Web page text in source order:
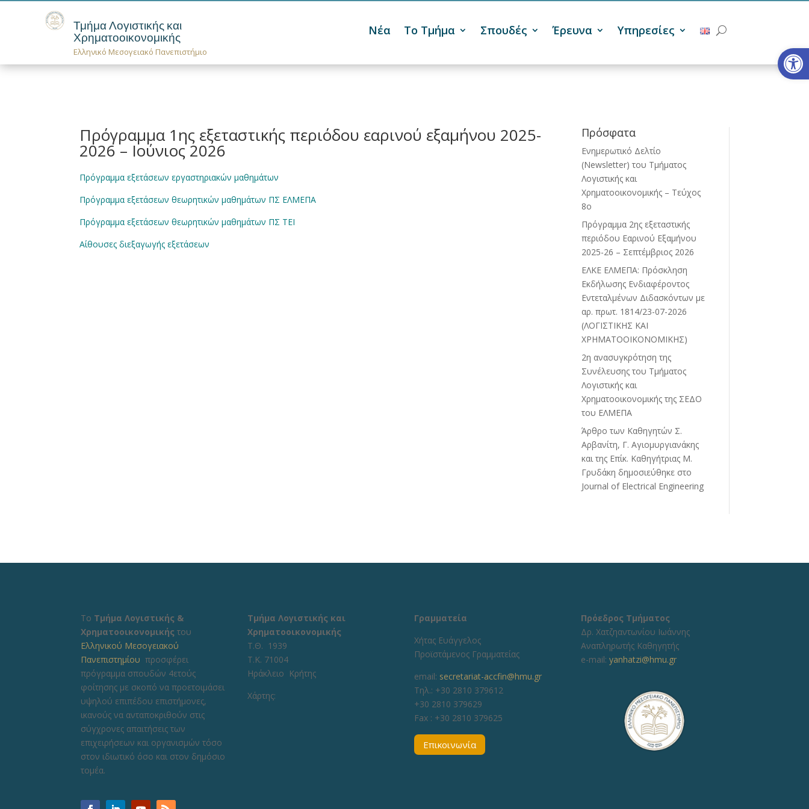
Τμήμα Λογιστικής και
Χρηματοοικονομικής
Ελληνικό Μεσογειακό Πανεπιστήμιο
Νέα Το Τμήμα Σπουδές Έρευνα Υπηρεσίες
Πρόγραμμα 1ης εξεταστικής περιόδου εαρινού εξαμήνου 2025-
2026 – Ιούνιος 2026
Πρόγραμμα εξετάσεων εργαστηριακών μαθημάτων
Πρόγραμμα εξετάσεων θεωρητικών μαθημάτων ΠΣ ΕΛΜΕΠΑ
Πρόγραμμα εξετάσεων θεωρητικών μαθημάτων ΠΣ ΤΕΙ
Αίθουσες διεξαγωγής εξετάσεων
Πρόσφατα
Ενημερωτικό Δελτίο
(Newsletter) του Τμήματος
Λογιστικής και
Χρηματοοικονομικής – Τεύχος
8ο
Πρόγραμμα 2ης εξεταστικής
περιόδου Eαρινού Eξαμήνου
2025-26 – Σεπτέμβριος 2026
ΕΛΚΕ ΕΛΜΕΠΑ: Πρόσκληση
Εκδήλωσης Ενδιαφέροντος
Εντεταλμένων Διδασκόντων με
αρ. πρωτ. 1814/23-07-2026
(ΛΟΓΙΣΤΙΚΗΣ ΚΑΙ
ΧΡΗΜΑΤΟΟΙΚΟΝΟΜΙΚΗΣ)
2η ανασυγκρότηση της
Συνέλευσης του Τμήματος
Λογιστικής και
Χρηματοοικονομικής της ΣΕΔΟ
του ΕΛΜΕΠΑ
Άρθρο των Καθηγητών Σ.
Αρβανίτη, Γ. Αγιομυργιανάκης
και της Επίκ. Καθηγήτριας Μ.
Γρυδάκη δημοσιεύθηκε στο
Journal of Electrical Engineering
Το Τμήμα Λογιστικής &
Χρηματοοικονομικήςτου
Ελληνικού Μεσογειακού
Πανεπιστημίου προσφέρει
πρόγραμμα σπουδών 4ετούς
φοίτησης με σκοπό να προετοιμάσει
υψηλού επιπέδου επιστήμονες,
ικανούς να ανταποκριθούν στις
σύγχρονες απαιτήσεις των
επιχειρήσεων και οργανισμών τόσο
στον ιδιωτικό όσο και στον δημόσιο
τομέα.
Τμήμα Λογιστικής και
Χρηματοοικονομικής
Τ.Θ. 1939
Τ.Κ. 71004
Ηράκλειο Κρήτης
Χάρτης:
Γραμματεία
Χήτας Ευάγγελος
Προϊστάμενος Γραμματείας
email: secretariat-accfin@hmu.gr
Τηλ.: +30 2810 379612
+30 2810 379629
Fax : +30 2810 379625
Επικοινωνία
Πρόεδρος Τμήματος
Δρ. Χατζηαντωνίου Ιωάννης
Αναπληρωτής Καθηγητής
e-mail: yanhatzi@hmu.gr